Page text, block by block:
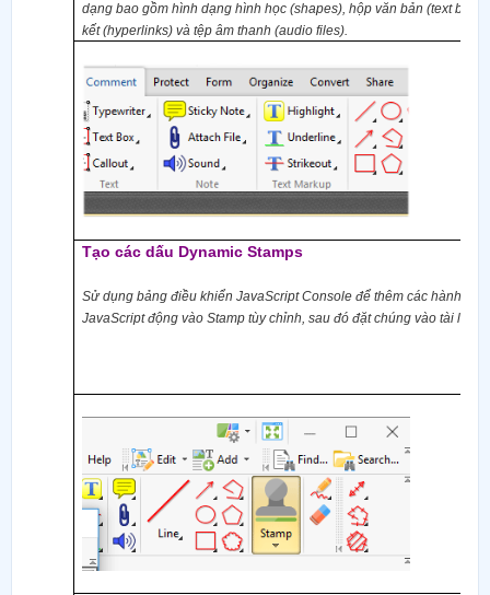
dạng bao gồm hình dạng hình học (shapes), hộp văn bản (text box)
kết(hyperlinks) và tệp âm thanh (audio files).
Tạo các dấu Dynamic Stamps
Sử dụng bảng điều khiển JavaScript Console để thêm các hành
JavaScript động vào Stamp tùy chỉnh, sau đó đặt chúng vào tài liệu.